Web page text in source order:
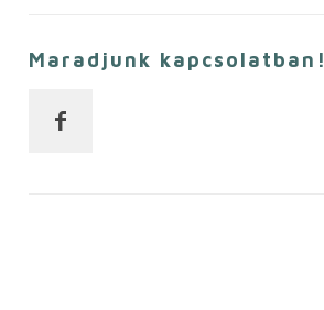
Maradjunk kapcsolatban!